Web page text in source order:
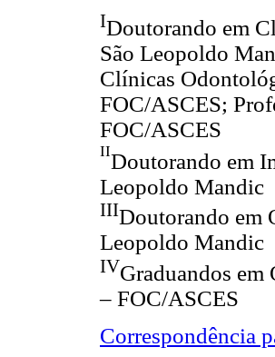
IDoutorando em
São Leopoldo
Clínicas
FOC/ASCES;
FOC/ASCES
IIDoutorando em
Leopoldo Mandic
IIIDoutorando em
Leopoldo Mandic
IVGraduandos
– FOC/ASCES
Correspondência